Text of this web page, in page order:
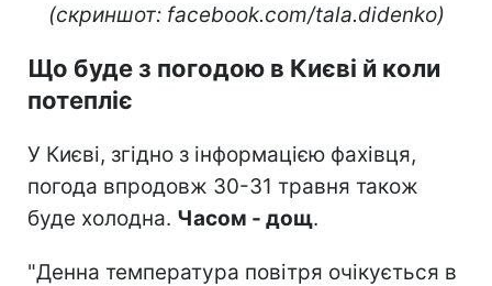
(скриншот: facebook.com/tala.didenko)
Що буде з погодою в Києві й коли
потепліє
У Києві, згідно з інформацією фахівця,
погода впродовж 30-31 травня також
буде холодна. Часом - дощ.
"Денна температура повітря очікується в